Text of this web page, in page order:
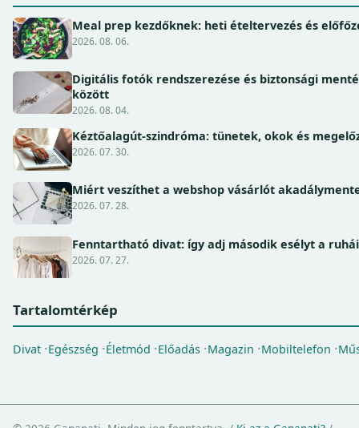
Meal prep kezdőknek: heti ételtervezés és
2026. 08. 06.
Digitális fotók rendszerezése és biztonsági
között
2026. 08. 04.
Kéztőalagút-szindróma: tünetek, okok és
2026. 07. 30.
Miért veszíthet a webshop vásárlót
2026. 07. 28.
Fenntartható divat: így adj második esélyt a
2026. 07. 27.
Tartalomtérkép
Divat Egészség Életmód Előadás Magazin Mobiltelefon